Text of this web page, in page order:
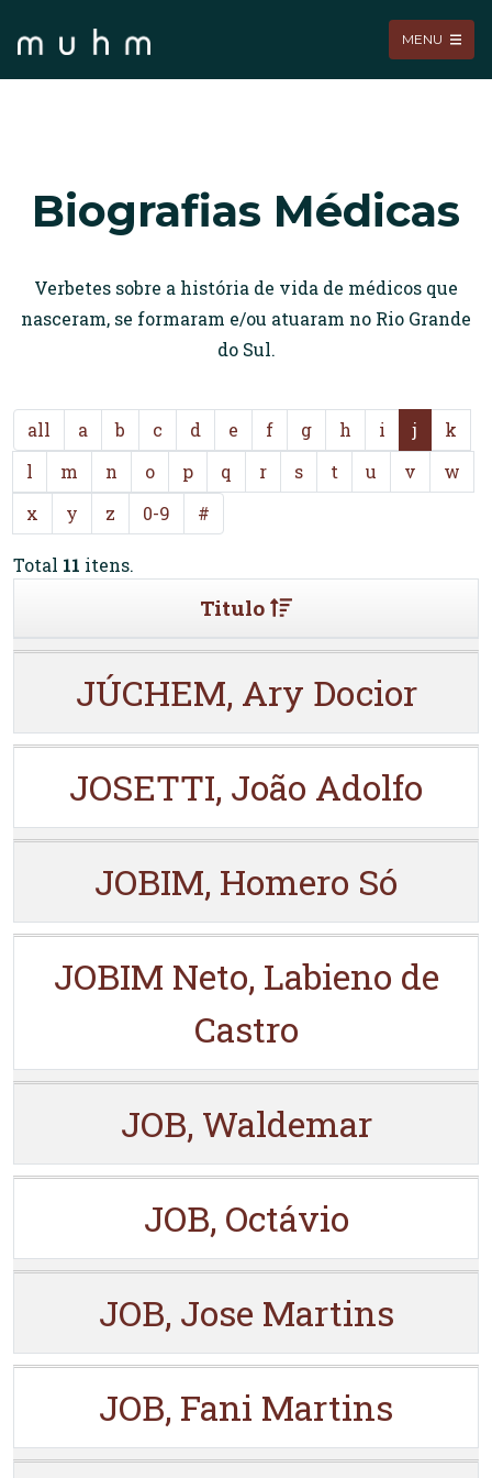
MENU
Biografias Médicas
Verbetes sobre a história de vida de médicos que
nasceram, se formaram e/ou atuaram no Rio Grande
do Sul.
all a b c d e f g h i j
k
l
m n o p q r s t u v
w
x
y z 0-9 #
Total 11 itens.
Titulo
JÚCHEM, Ary Docior
JOSETTI, João Adolfo
JOBIM, Homero Só
JOBIM Neto, Labieno de
Castro
JOB, Waldemar
JOB, Octávio
JOB, Jose Martins
JOB, Fani Martins